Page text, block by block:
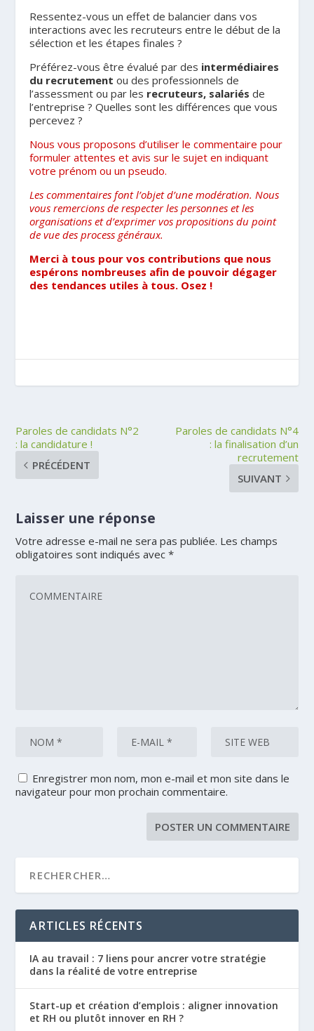
Ressentez-vous un effet de balancier dans vos
interactions avec les recruteurs entre le début de la
sélection et les étapes finales ?
Préférez-vous être évalué par des intermédiaires
du recrutement ou des professionnels de
l’assessment ou par les recruteurs, salariés de
l’entreprise ? Quelles sont les différences que vous
percevez ?
Nous vous proposons d’utiliser le commentaire pour
formuler attentes et avis sur le sujet en indiquant
votre prénom ou un pseudo.
Les commentaires font l’objet d’une modération. Nous
vous remercions de respecter les personnes et les
organisations et d’exprimer vos propositions du point
de vue des process généraux.
Merci à tous pour vos contributions que nous
espérons nombreuses afin de pouvoir dégager
des tendances utiles à tous. Osez !
Paroles de candidats N°2
: la candidature !
PRÉCÉDENT
Paroles de candidats N°4
: la finalisation d’un
recrutement
SUIVANT
Laisser une réponse
Votre adresse e-mail ne sera pas publiée. Les champs
obligatoires sont indiqués avec*
Enregistrer mon nom, mon e-mail et mon site dans le
navigateur pour mon prochain commentaire.
ARTICLES RÉCENTS
IA au travail : 7 liens pour ancrer votre stratégie
dans la réalité de votre entreprise
Start-up et création d’emplois : aligner innovation
et RH ou plutôt innover en RH ?